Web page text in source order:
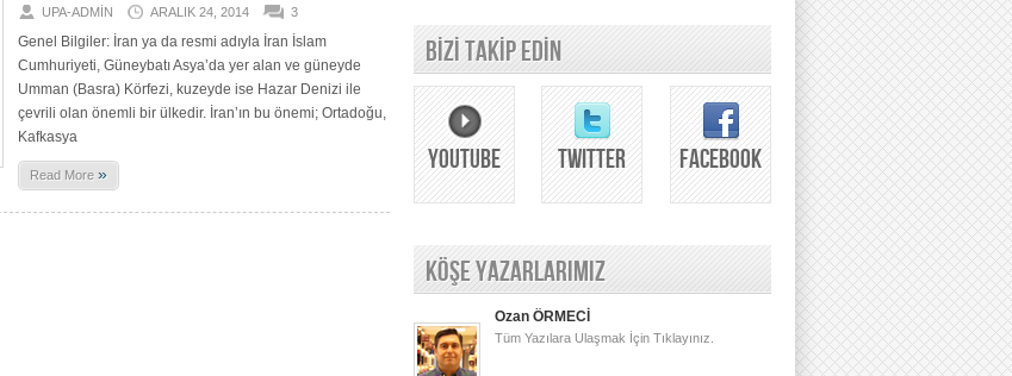
UPA-ADMIN ARALIK 24, 2014 3
Genel Bilgiler: İran ya da resmi adıyla İran İslam
Cumhuriyeti, Güneybatı Asya’da yer alan ve güneyde
Umman (Basra) Körfezi, kuzeyde ise Hazar Denizi ile
çevrili olan önemli bir ülkedir. İran’ın bu önemi; Ortadoğu,
Kafkasya
Read More »
BİZİ TAKİP EDİN
YOUTUBE TWITTER FACEBOOK
KÖŞE YAZARLARIMIZ
Ozan ÖRMECİ
Tüm Yazılara Ulaşmak İçin Tıklayınız.